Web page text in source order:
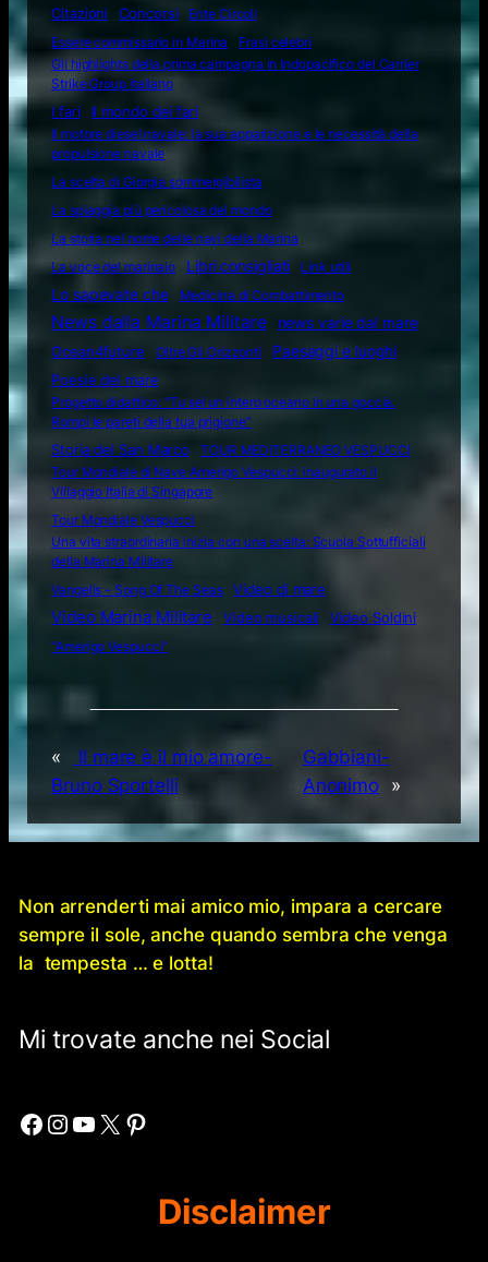
Citazioni
Concorsi
Ente Circoli
Essere commissario in Marina
Frasi celebri
Gli highlights della prima campagna in Indopacifico del Carrier
Strike Group italiano
I fari
Il mondo dei fari
Il motore diesel navale: la sua apparizione e le necessità della
propulsione navale
La scelta di Giorgia sommergibilista
La spiaggia più pericolosa del mondo
La storia nel nome delle navi della Marina
La voce del marinaio
Libri consigliati Link utili
Lo sapevate che Medicina di Combattimento
News dalla Marina Militare
news varie dal mare
Ocean4future
Oltre Gli Orizzonti
Paesaggi e luoghi
Poesie del mare
Progetto didattico: “Tu sei un intero oceano in una goccia.
Rompi le pareti della tua prigione”
Storia del San Marco
TOUR MEDITERRANEO VESPUCCI
Tour Mondiale di Nave Amerigo Vespucci: inaugurato il
Villaggio Italia di Singapore
Tour Mondiale Vespucci
Una vita straordinaria inizia con una scelta: Scuola Sottufficiali
della Marina Militare
Vangelis – Song Of The Seas
Video di mare
Video Marina Militare Video musicali
Video Soldini
“Amerigo Vespucci”
«
Il mare è il mio amore-
Bruno Sportelli
Gabbiani-
Anonimo »
Non arrenderti mai amico mio, impara a cercare
sempre il sole, anche quando sembra che venga
la tempesta … e lotta!
Mi trovate anche nei Social
Facebook Instagram YouTube X Pinterest
Disclaimer